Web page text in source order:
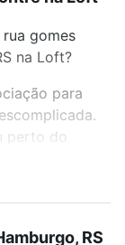
gomes
na Loft?
para
perto do
gomes
para
RS